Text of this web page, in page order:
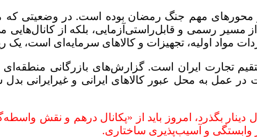
محورهای مهم جنگ رمضان بوده است. در وضعیتی که
از مسیر رسمی و قابل‌راستی‌آزمایی، بلکه از
واردات مواد اولیه، تجهیزات و کالاهای سرمایه‌ای
تجارت ایران است. گزارش‌های بازرگانی
عمل به محل عبور کالاهای ایرانی و غیرایرانی
بگذرد، امروز باید از «پکانال درهم و نقش
وابستگی و آسیب‌پذیری ساختاری.